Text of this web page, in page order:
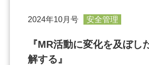
2024年10月号 安全管理
『MR活動に変化を及ぼし
解する』